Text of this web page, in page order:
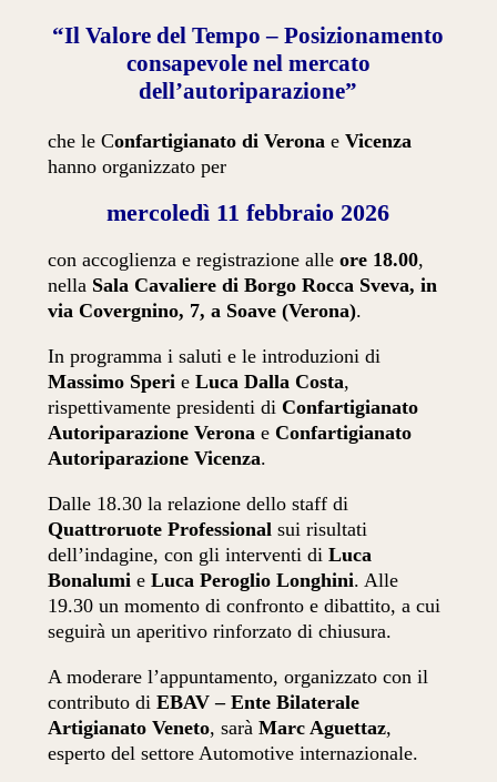
“Il Valore del Tempo – Posizionamento
consapevole nel mercato
dell’autoriparazione”
che le Confartigianato di Verona eVicenza
hanno organizzato per
mercoledì 11 febbraio 2026
con accoglienza e registrazione alleore 18.00,
nella Sala Cavaliere di Borgo Rocca Sveva, in
via Covergnino, 7, a Soave (Verona).
In programma i saluti e le introduzioni di
Massimo Speri eLuca Dalla Costa,
rispettivamente presidenti di Confartigianato
Autoriparazione Verona e Confartigianato
Autoriparazione Vicenza.
Dalle 18.30 la relazione dello staff di
Quattroruote Professional sui risultati
dell’indagine, con gli interventi diLuca
Bonalumi eLuca Peroglio Longhini. Alle
19.30 un momento di confronto e dibattito, a cui
seguirà un aperitivo rinforzato di chiusura.
A moderare l’appuntamento, organizzato con il
contributo diEBAV – Ente Bilaterale
Artigianato Veneto, saràMarc Aguettaz,
esperto del settore Automotive internazionale.